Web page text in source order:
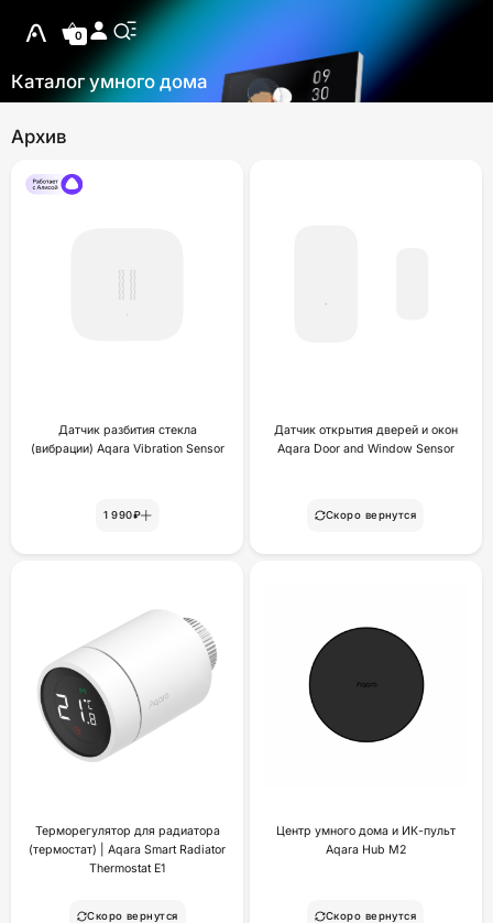
0
Каталог умного дома
Архив
Датчик разбития стекла
(вибрации) Aqara Vibration Sensor
1 990₽
Датчик открытия дверей и окон
Aqara Door and Window Sensor
Скоро вернутся
Терморегулятор для радиатора
(термостат) | Aqara Smart Radiator
Thermostat E1
Скоро вернутся
Центр умного дома и ИК-пульт
Aqara Hub M2
Скоро вернутся